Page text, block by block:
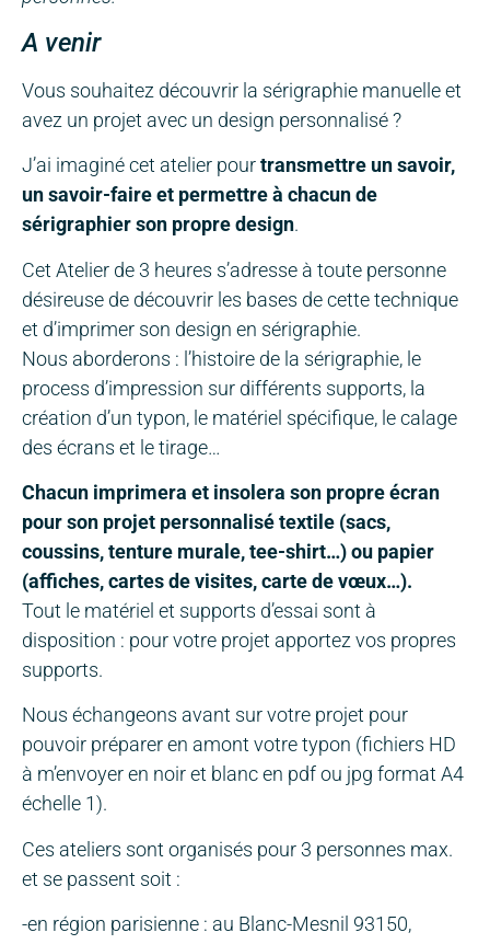
A venir
Vous souhaitez découvrir la sérigraphie manuelle et
avez un projet avec un design personnalisé ?
J’ai imaginé cet atelier pourtransmettre un savoir,
un savoir-faire et permettre à chacun de
sérigraphier son propre design.
Cet Atelier de 3 heures s’adresse à toute personne
désireuse de découvrir les bases de cette technique
et d’imprimer son design en sérigraphie.
Nous aborderons : l’histoire de la sérigraphie, le
process d’impression sur différents supports, la
création d’un typon, le matériel spécifique, le calage
des écrans et le tirage…
Chacun imprimera et insolera son propre écran
pour son projet personnalisé textile (sacs,
coussins, tenture murale, tee-shirt…) ou papier
(affiches, cartes de visites, carte de vœux…).
Tout le matériel et supports d’essai sont à
disposition : pour votre projet apportez vos propres
supports.
Nous échangeons avant sur votre projet pour
pouvoir préparer en amont votre typon (fichiers HD
à m’envoyer en noir et blanc en pdf ou jpg format A4
échelle 1).
Ces ateliers sont organisés pour 3 personnes max.
et se passent soit :
-en région parisienne : au Blanc-Mesnil 93150,